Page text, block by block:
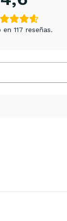
en 117 reseñas.